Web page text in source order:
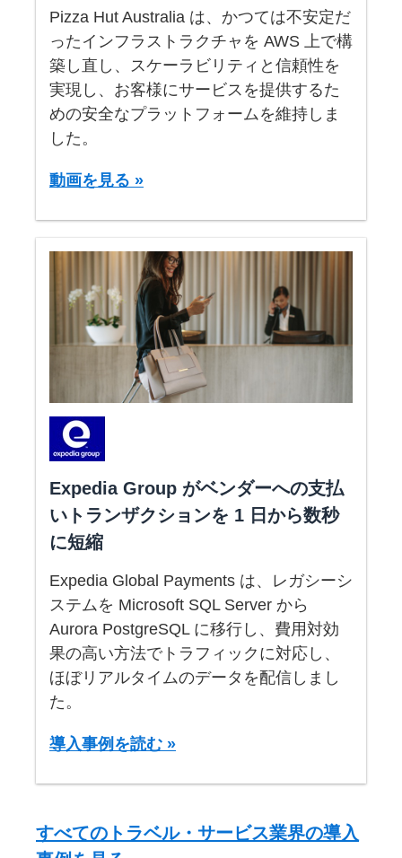
Pizza Hut Australia は、かつては不安定だ
ったインフラストラクチャを AWS 上で構
築し直し、スケーラビリティと信頼性を
実現し、お客様にサービスを提供するた
めの安全なプラットフォームを維持しま
した。
動画を見る »
Expedia Group がベンダーへの支払
いトランザクションを 1 日から数秒
に短縮
Expedia Global Payments は、レガシーシ
ステムを Microsoft SQL Server から
Aurora PostgreSQL に移行し、費用対効
果の高い方法でトラフィックに対応し、
ほぼリアルタイムのデータを配信しまし
た。
導入事例を読む »
すべてのトラベル・サービス業界の導入